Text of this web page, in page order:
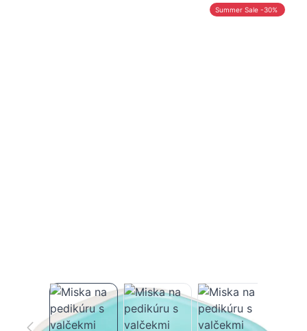
Summer Sale -30%